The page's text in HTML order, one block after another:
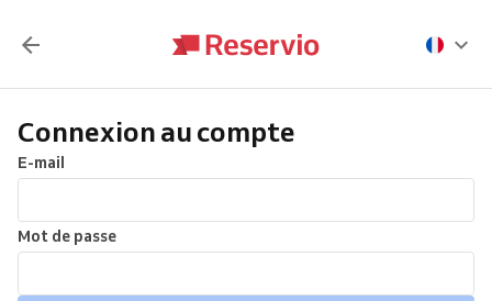
Connexion au compte
E-mail
Mot de passe